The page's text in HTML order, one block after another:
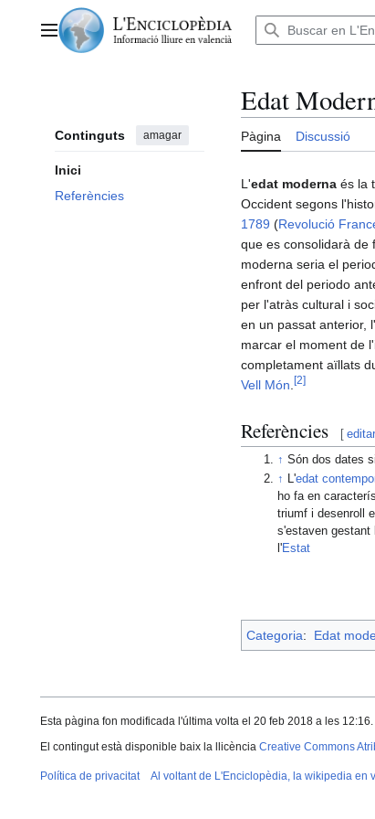
contingutMenú principal
Continguts amagar
Inici
Referències
Edat
Pàgina Discussió
L'edat moderna és la
Occident segons
1789 (Revolució
que es consolidarà de
moderna seria el
enfront del periodo
per l'atràs cultural i
en un passat anterior, l'
marcar el moment de
completament aïllats
Vell Món [2]
Referències [ editar
↑ Són dos dates
↑
L'edat
ho fa en
triumf i desenroll
s'estaven
l'Estat
Categoria: Edat
Esta pàgina fon modificada l'última volta el 20 feb 2018 a les 12:16.
El contingut està disponible baix la llicència Creative Commons
Política de privacitat Al voltant de L'Enciclopèdia, la wikipedia en